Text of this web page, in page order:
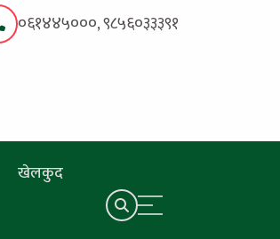
०६१४४५०००, ९८५६०३३३९१
खेलकुद